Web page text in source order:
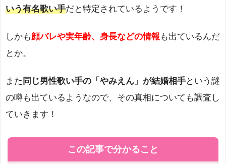
いう有名歌い手だと特定されているようです！
しかも顔バレや実年齢、身長などの情報 も出ているんだ
とか。
また 同じ男性歌い手の「やみえん」が結婚相手という謎
の噂も出ているようなので、その真相についても調査し
ていきます！
この記事で分かること